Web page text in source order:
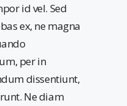
id vel. Sed
ex, ne magna
per in
dissentiunt,
Ne diam